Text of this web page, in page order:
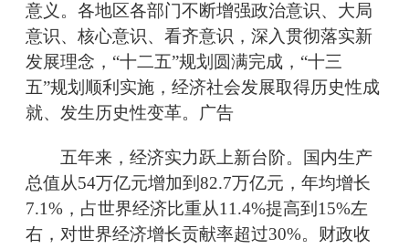
意义。各地区各部门不断增强政治意识、大局
意识、核心意识、看齐意识，深入贯彻落实新
发展理念，“十二五”规划圆满完成，“十三
五”规划顺利实施，经济社会发展取得历史性成
就、发生历史性变革。广告
五年来，经济实力跃上新台阶。国内生产
总值从54万亿元增加到82.7万亿元，年均增长
7.1%，占世界经济比重从11.4%提高到15%左
右，对世界经济增长贡献率超过30%。财政收